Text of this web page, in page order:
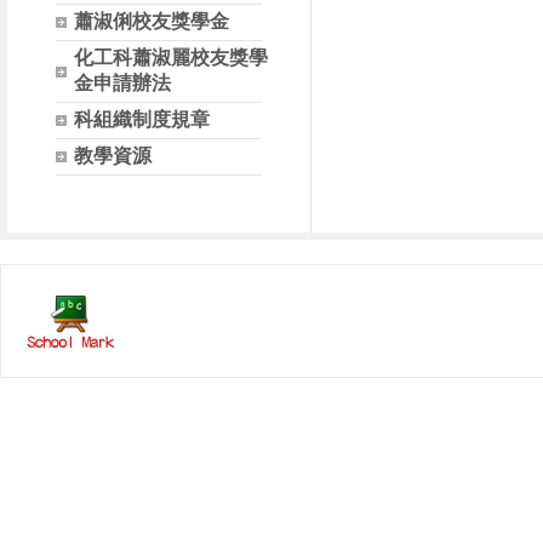
蕭淑俐校友獎學金
化工科蕭淑麗校友獎學
金申請辦法
科組織制度規章
教學資源